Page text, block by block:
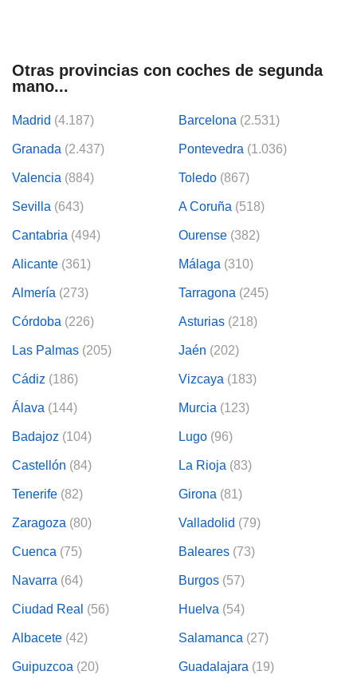
Otras provincias con coches de segunda
mano...
Madrid (4.187) Barcelona (2.531)
Granada (2.437) Pontevedra (1.036)
Valencia (884) Toledo (867)
Sevilla (643) A Coruña (518)
Cantabria (494) Ourense (382)
Alicante (361) Málaga (310)
Almería (273) Tarragona (245)
Córdoba (226) Asturias (218)
Las Palmas (205) Jaén (202)
Cádiz (186) Vizcaya (183)
Álava (144) Murcia (123)
Badajoz (104) Lugo (96)
Castellón (84) La Rioja (83)
Tenerife (82) Girona (81)
Zaragoza (80) Valladolid (79)
Cuenca (75) Baleares (73)
Navarra (64) Burgos (57)
Ciudad Real (56) Huelva (54)
Albacete (42) Salamanca (27)
Guipuzcoa (20) Guadalajara (19)